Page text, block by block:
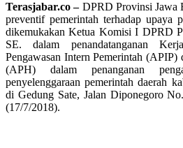
Terasjabar.co – DPRD Provinsi Jawa
preventif pemerintah terhadap upaya
dikemukakan Ketua Komisi I DPRD
SE. dalam penandatanganan
Pengawasan Intern Pemerintah
(APH) dalam penanganan
penyelenggaraan pemerintah daerah
di Gedung Sate, Jalan Diponegoro
(17/7/2018).